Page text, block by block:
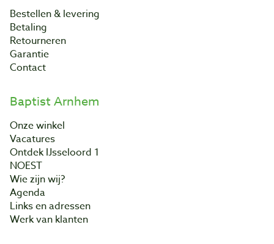
Bestellen & levering
Betaling
Retourneren
Garantie
Contact
Baptist Arnhem
Onze winkel
Vacatures
Ontdek IJsseloord 1
NOEST
Wie zijn wij?
Agenda
Links en adressen
Werk van klanten